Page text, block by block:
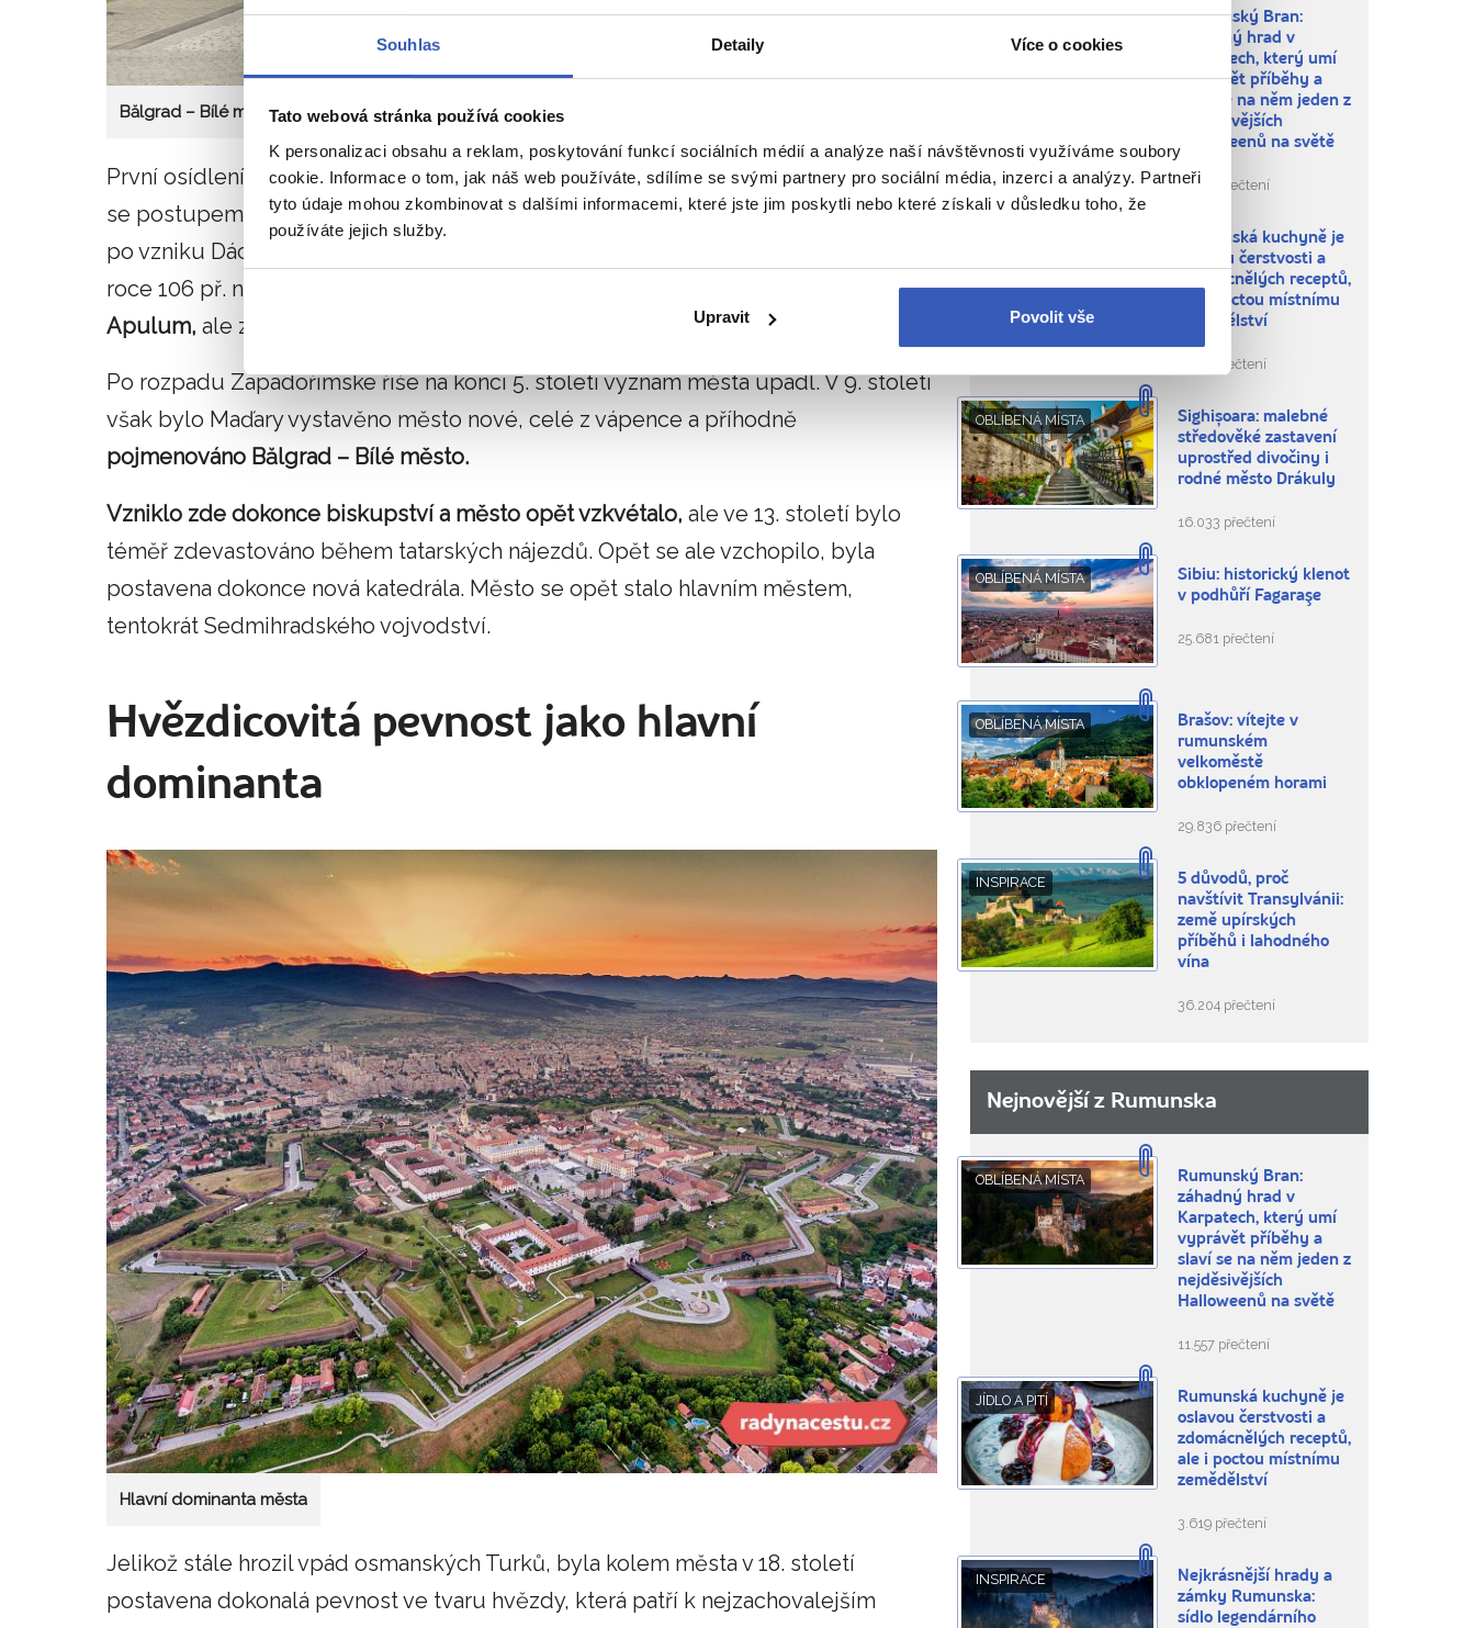
Souhlas Detaily Více o cookies
Tato webová stránka používá cookies
K personalizaci obsahu a reklam, poskytování funkcí sociálních médií a analýze naší návštěvnosti využíváme soubory
cookie. Informace o tom, jak náš web používáte, sdílíme se svými partnery pro sociální média, inzerci a analýzy. Partneři
tyto údaje mohou zkombinovat s dalšími informacemi, které jste jim poskytli nebo které získali v důsledku toho, že
používáte jejich služby.
Upravit Povolit vše
Bălgrad – Bílé město
První osídlení zde pravděpodobně vzniklo asi před pěti tisíci lety. Z malé osady
se postupem času stalo významné ekonomické centrum Dácie s názvem Apulon,
po vzniku Dáckého království v roce 168 př. n. l. dokonce jeho hlavním městem. V
roce 106 př. n. l. se stala Dácie součástí Římské říše,
Apulon byl přejmenován na
Apulum, ale zůstal hlavním městem provincie.
Po rozpadu Západořímské říše na konci 5. století význam města upadl. V 9. století
však bylo Maďary vystavěno město nové, celé z vápence a příhodně
pojmenováno Bălgrad – Bílé město.
Vzniklo zde dokonce biskupství a město opět vzkvétalo, ale ve 13. století bylo
téměř zdevastováno během tatarských nájezdů. Opět se ale vzchopilo, byla
postavena dokonce nová katedrála. Město se opět stalo hlavním městem,
tentokrát Sedmihradského vojvodství.
Hvězdicovitá pevnost jako hlavní
dominanta
Hlavní dominanta města
Jelikož stále hrozil vpád osmanských Turků, byla kolem města v 18. století
postavena dokonalá pevnost ve tvaru hvězdy, která patří k nejzachovalejším
OBLÍBENÁ MÍSTA
Rumunský Bran:
záhadný hrad v
Karpatech, který umí
vyprávět příběhy a
slaví se na něm jeden z
nejděsivějších
Halloweenů na světě
11.557 přečtení
Rumunská kuchyně je
oslavou čerstvosti a
zdomácnělých receptů,
ale i poctou místnímu
zemědělství
3.619 přečtení
OBLÍBENÁ MÍSTA
Sighișoara: malebné
středověké zastavení
uprostřed divočiny i
rodné město Drákuly
16.033 přečtení
OBLÍBENÁ MÍSTA
Sibiu: historický klenot
v podhůří Fagaraşe
25.681 přečtení
OBLÍBENÁ MÍSTA
Brašov: vítejte v
rumunském
velkoměstě
obklopeném horami
29.836 přečtení
INSPIRACE
5 důvodů, proč
navštívit Transylvánii:
země upírských
příběhů i lahodného
vína
36.204 přečtení
Nejnovější z Rumunska
OBLÍBENÁ MÍSTA
Rumunský Bran:
záhadný hrad v
Karpatech, který umí
vyprávět příběhy a
slaví se na něm jeden z
nejděsivějších
Halloweenů na světě
11.557 přečtení
JÍDLO A PITÍ
Rumunská kuchyně je
oslavou čerstvosti a
zdomácnělých receptů,
ale i poctou místnímu
zemědělství
3.619 přečtení
INSPIRACE
Nejkrásnější hrady a
zámky Rumunska:
sídlo legendárního